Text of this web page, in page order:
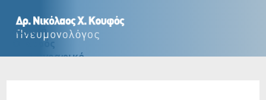
Αρχική
Ο Ιατρός
Βιογραφικό